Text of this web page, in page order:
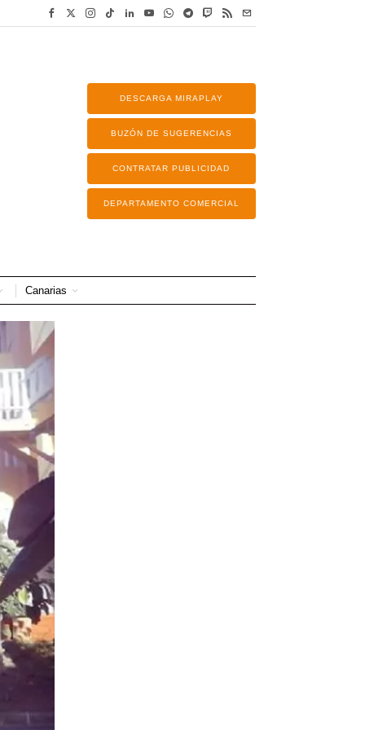
DESCARGA MIRAPLAY
BUZÓN DE SUGERENCIAS
CONTRATAR PUBLICIDAD
DEPARTAMENTO COMERCIAL
Canarias